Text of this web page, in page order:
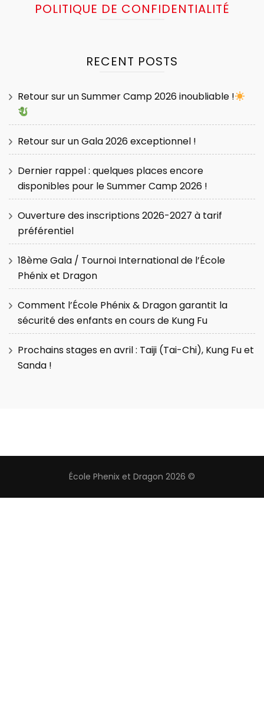
POLITIQUE DE CONFIDENTIALITÉ
RECENT POSTS
Retour sur un Summer Camp 2026 inoubliable !
Retour sur un Gala 2026 exceptionnel !
Dernier rappel : quelques places encore
disponibles pour le Summer Camp 2026 !
Ouverture des inscriptions 2026-2027 à tarif
préférentiel
18ème Gala / Tournoi International de l’École
Phénix et Dragon
Comment l’École Phénix & Dragon garantit la
sécurité des enfants en cours de Kung Fu
Prochains stages en avril : Taiji (Tai-Chi), Kung Fu et
Sanda !
École Phenix et Dragon 2026 ©